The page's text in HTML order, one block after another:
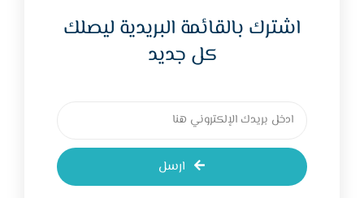
اشترك بالقائمة البريدية ليصلك
كل جديد
ارسل